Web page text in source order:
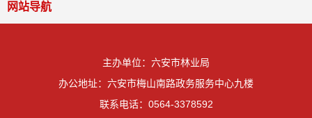
网站导航
主办单位：六安市林业局
办公地址：六安市梅山南路政务服务中心九楼
联系电话：0564-3378592